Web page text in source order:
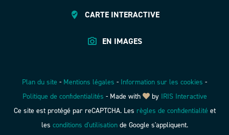
CARTE INTERACTIVE
EN IMAGES
Plan du site - Mentions légales - Information sur les cookies -
Politique de confidentialités -Made with by IRIS Interactive
Ce site est protégé par reCAPTCHA. Les règles de confidentialité et
les conditions d'utilisationde Google s'appliquent.